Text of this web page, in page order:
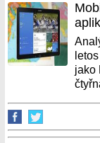
jako